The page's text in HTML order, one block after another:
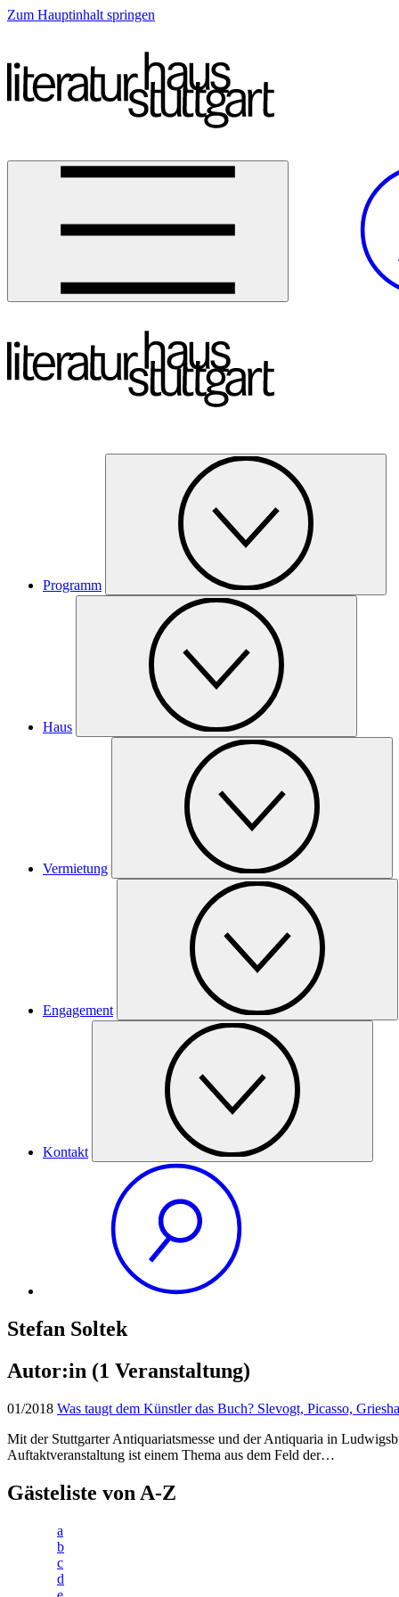
Zum Hauptinhalt springen
Programm
Haus
Vermietung
Engagement
Kontakt
Stefan Soltek
Autor:in (1 Veranstaltung)
01/2018 Was taugt dem Künstler das Buch? Slevogt, Picasso,
Mit der Stuttgarter Antiquariatsmesse und der Antiquaria in
Auftaktveranstaltung ist einem Thema aus dem Feld der…
Gästeliste von A-Z
a
b
c
d